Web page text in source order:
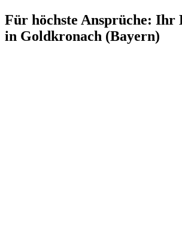
Für höchste Ansprüche: Ihr
in Goldkronach (Bayern)